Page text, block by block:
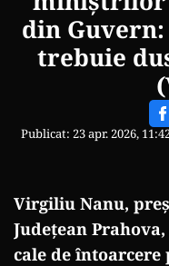
din
trebuie
Publicat: 23 apr. 2026,
Virgiliu Nanu,
Județean
cale de întoarcere